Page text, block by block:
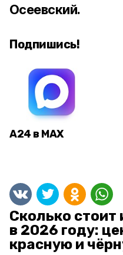
Осеевский.
Подпишись!
А24 в MAX
Сколько стоит
в 2026 году:
красную и